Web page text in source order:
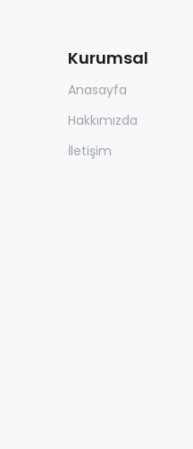
Kurumsal
Anasayfa
Hakkımızda
İletişim